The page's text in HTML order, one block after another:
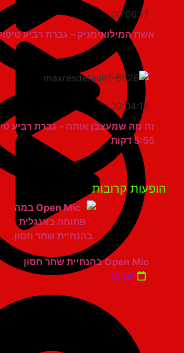
00:06:17
אשת המילואימניק – גברת רביע טיפול זוגי 5:55
00:04:13
זה מה שמעצבן אותה – גברת רביע טיפול
קרובות
Open Mic בהנחיית שחר חסון
יום א'